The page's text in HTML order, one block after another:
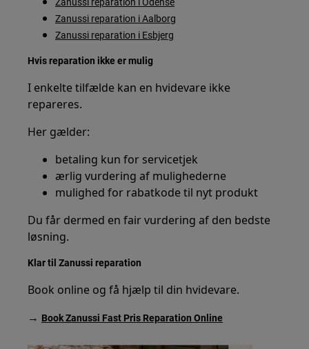
Zanussi reparation i Aalborg
Zanussi reparation i Esbjerg
Hvis reparation ikke er mulig
I enkelte tilfælde kan en hvidevare ikke
repareres.
Her gælder:
betaling kun for servicetjek
ærlig vurdering af mulighederne
mulighed for rabatkode til nyt produkt
Du får dermed en fair vurdering af den bedste
løsning.
Klar til Zanussi reparation
Book online og få hjælp til din hvidevare.
→ Book Zanussi Fast Pris Reparation Online